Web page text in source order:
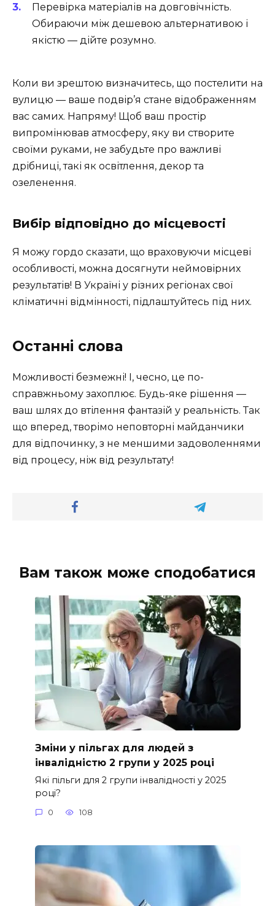
Перевірка матеріалів на довговічність.
Обираючи між дешевою альтернативою і
якістю — дійте розумно.
Коли ви зрештою визначитесь, що постелити на
вулицю — ваше подвір’я стане відображенням
вас самих. Напряму! Щоб ваш простір
випромінював атмосферу, яку ви створите
своїми руками, не забудьте про важливі
дрібниці, такі як освітлення, декор та
озеленення.
Вибір відповідно до місцевості
Я можу гордо сказати, що враховуючи місцеві
особливості, можна досягнути неймовірних
результатів! В Україні у різних регіонах свої
кліматичні відмінності, підлаштуйтесь під них.
Останні слова
Можливості безмежні! І, чесно, це по-
справжньому захоплює. Будь-яке рішення —
ваш шлях до втілення фантазій у реальність. Так
що вперед, творімо неповторні майданчики
для відпочинку, з не меншими задоволеннями
від процесу, ніж від результату!
Вам також може сподобатися
Зміни у пільгах для людей з
інвалідністю 2 групи у 2025 році
Які пільги для 2 групи інвалідності у 2025
році?
0 108